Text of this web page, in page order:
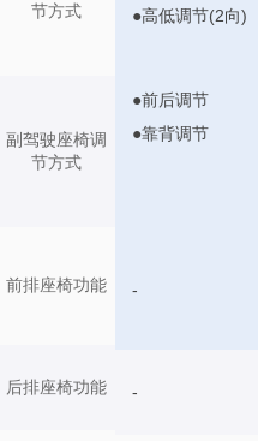
节方式
副驾驶座椅调
节方式
前排座椅功能
后排座椅功能
●高低调节(2向)
●前后调节
●靠背调节
-
-